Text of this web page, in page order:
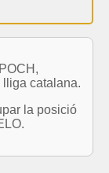
catalana.
la posició